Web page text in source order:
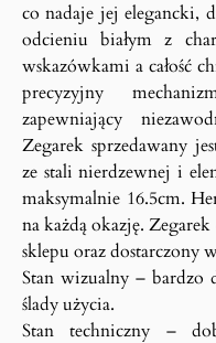
co nadaje jej elegancki,
odcieniu białym z
wskazówkami a całość
precyzyjny
zapewniający
Zegarek sprzedawany
ze stali nierdzewnej i
maksymalnie 16.5cm.
na każdą okazję.
sklepu oraz dostarczony
Stan wizualny – bardzo
ślady użycia.
Stan techniczny –